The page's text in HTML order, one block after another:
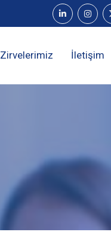
Zirvelerimiz İletişim